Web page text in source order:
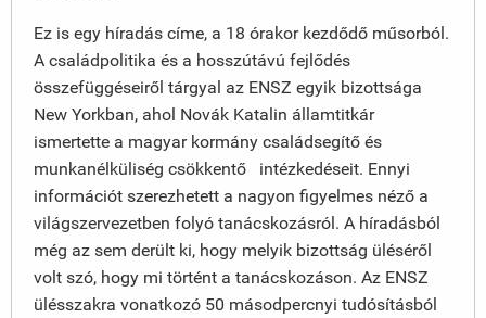
Ez is egy híradás címe, a 18 órakor kezdődő műsorból.
A családpolitika és a hosszútávú fejlődés
összefüggéseiről tárgyal az ENSZ egyik bizottsága
New Yorkban, ahol Novák Katalin államtitkár
ismertette a magyar kormány családsegítő és
munkanélküliség csökkentő intézkedéseit. Ennyi
információt szerezhetett a nagyon figyelmes néző a
világszervezetben folyó tanácskozásról. A híradásból
még az sem derült ki, hogy melyik bizottság üléséről
volt szó, hogy mi történt a tanácskozáson. Az ENSZ
ülésszakra vonatkozó 50 másodpercnyi tudósításból